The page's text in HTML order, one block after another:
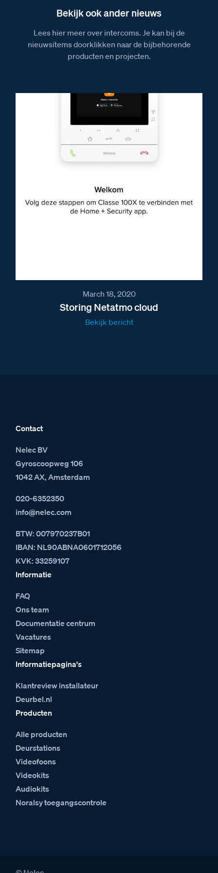
Bekijk ook ander nieuws
Lees hier meer over intercoms. Je kan bij de
nieuwsitems doorklikken naar de bijbehorende
producten en projecten.
March 18, 2020
Storing Netatmo cloud
Bekijk bericht
Contact
Nelec BV
Gyroscoopweg 106
1042 AX, Amsterdam
020-6352350
info@nelec.com
BTW: 007970237B01
IBAN: NL90ABNA0601712056
KVK: 33259107
Informatie
FAQ
Ons team
Documentatie centrum
Vacatures
Sitemap
Informatiepagina's
Klantreview installateur
Deurbel.nl
Producten
Alle producten
Deurstations
Videofoons
Videokits
Audiokits
Noralsy toegangscontrole